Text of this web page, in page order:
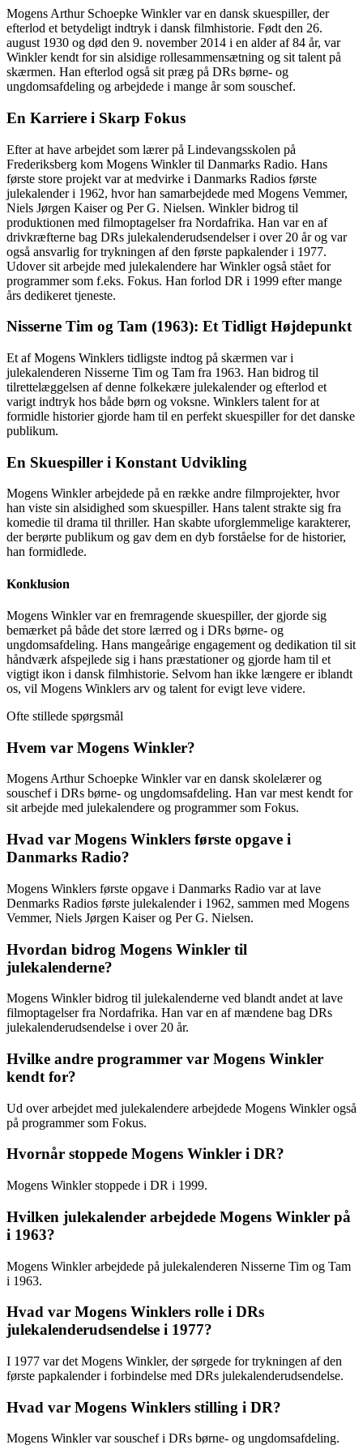
Mogens Arthur Schoepke Winkler var en dansk skuespiller, der
efterlod et betydeligt indtryk i dansk filmhistorie. Født den 26.
august 1930 og død den 9. november 2014 i en alder af 84 år, var
Winkler kendt for sin alsidige rollesammensætning og sit talent på
skærmen. Han efterlod også sit præg på DRs børne- og
ungdomsafdeling og arbejdede i mange år som souschef.
En Karriere i Skarp Fokus
Efter at have arbejdet som lærer på Lindevangsskolen på
Frederiksberg kom Mogens Winkler til Danmarks Radio. Hans
første store projekt var at medvirke i Danmarks Radios første
julekalender i 1962, hvor han samarbejdede med Mogens Vemmer,
Niels Jørgen Kaiser og Per G. Nielsen. Winkler bidrog til
produktionen med filmoptagelser fra Nordafrika. Han var en af
drivkræfterne bag DRs julekalenderudsendelser i over 20 år og var
også ansvarlig for trykningen af den første papkalender i 1977.
Udover sit arbejde med julekalendere har Winkler også stået for
programmer som f.eks. Fokus. Han forlod DR i 1999 efter mange
års dedikeret tjeneste.
Nisserne Tim og Tam (1963): Et Tidligt Højdepunkt
Et af Mogens Winklers tidligste indtog på skærmen var i
julekalenderen Nisserne Tim og Tam fra 1963. Han bidrog til
tilrettelæggelsen af denne folkekære julekalender og efterlod et
varigt indtryk hos både børn og voksne. Winklers talent for at
formidle historier gjorde ham til en perfekt skuespiller for det danske
publikum.
En Skuespiller i Konstant Udvikling
Mogens Winkler arbejdede på en række andre filmprojekter, hvor
han viste sin alsidighed som skuespiller. Hans talent strakte sig fra
komedie til drama til thriller. Han skabte uforglemmelige karakterer,
der berørte publikum og gav dem en dyb forståelse for de historier,
han formidlede.
Konklusion
Mogens Winkler var en fremragende skuespiller, der gjorde sig
bemærket på både det store lærred og i DRs børne- og
ungdomsafdeling. Hans mangeårige engagement og dedikation til sit
håndværk afspejlede sig i hans præstationer og gjorde ham til et
vigtigt ikon i dansk filmhistorie. Selvom han ikke længere er iblandt
os, vil Mogens Winklers arv og talent for evigt leve videre.
Ofte stillede spørgsmål
Hvem var Mogens Winkler?
Mogens Arthur Schoepke Winkler var en dansk skolelærer og
souschef i DRs børne- og ungdomsafdeling. Han var mest kendt for
sit arbejde med julekalendere og programmer som Fokus.
Hvad var Mogens Winklers første opgave i
Danmarks Radio?
Mogens Winklers første opgave i Danmarks Radio var at lave
Denmarks Radios første julekalender i 1962, sammen med Mogens
Vemmer, Niels Jørgen Kaiser og Per G. Nielsen.
Hvordan bidrog Mogens Winkler til
julekalenderne?
Mogens Winkler bidrog til julekalenderne ved blandt andet at lave
filmoptagelser fra Nordafrika. Han var en af mændene bag DRs
julekalenderudsendelse i over 20 år.
Hvilke andre programmer var Mogens Winkler
kendt for?
Ud over arbejdet med julekalendere arbejdede Mogens Winkler også
på programmer som Fokus.
Hvornår stoppede Mogens Winkler i DR?
Mogens Winkler stoppede i DR i 1999.
Hvilken julekalender arbejdede Mogens Winkler på
i 1963?
Mogens Winkler arbejdede på julekalenderen Nisserne Tim og Tam
i 1963.
Hvad var Mogens Winklers rolle i DRs
julekalenderudsendelse i 1977?
I 1977 var det Mogens Winkler, der sørgede for trykningen af den
første papkalender i forbindelse med DRs julekalenderudsendelse.
Hvad var Mogens Winklers stilling i DR?
Mogens Winkler var souschef i DRs børne- og ungdomsafdeling.